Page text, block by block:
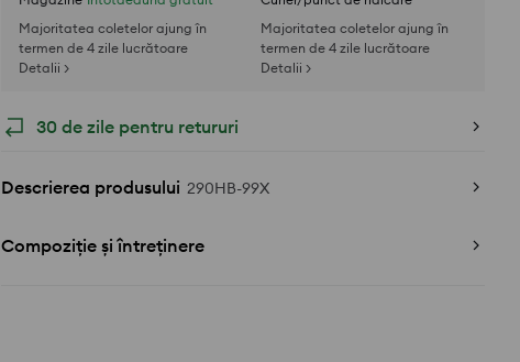
Majoritatea coletelor ajung în
termen de 4 zile lucrătoare
Detalii >
Majoritatea coletelor ajung în
termen de 4 zile lucrătoare
Detalii >
30 de zile pentru retururi
Descrierea produsului 290HB-99X
Compoziție și întreținere